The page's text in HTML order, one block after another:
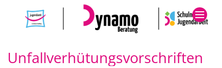
Zum Inhalt springen
Unfallverhütungsvorschriften